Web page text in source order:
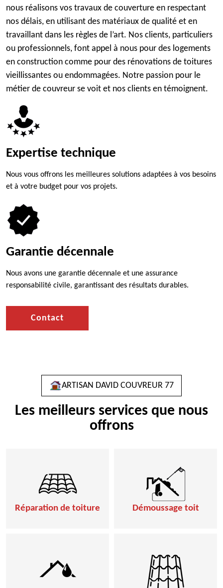
nous réalisons vos travaux de couverture en respectant
nos délais, en utilisant des matériaux de qualité et en
travaillant dans les règles de l’art. Nos clients, particuliers
ou professionnels, font appel à nous pour des logements
en construction comme pour des rénovations de toitures
vieillissantes ou endommagées. Notre passion pour le
métier de couvreur se voit et nos clients en témoignent.
Expertise technique
Nous vous offrons les meilleures solutions adaptées à vos besoins
et à votre budget pour vos projets.
Garantie décennale
Nous avons une garantie décennale et une assurance
responsabilité civile, garantissant des résultats durables.
Contact
ARTISAN DAVID COUVREUR 77
Les meilleurs services que nous
offrons
Réparation de toiture Démoussage toit